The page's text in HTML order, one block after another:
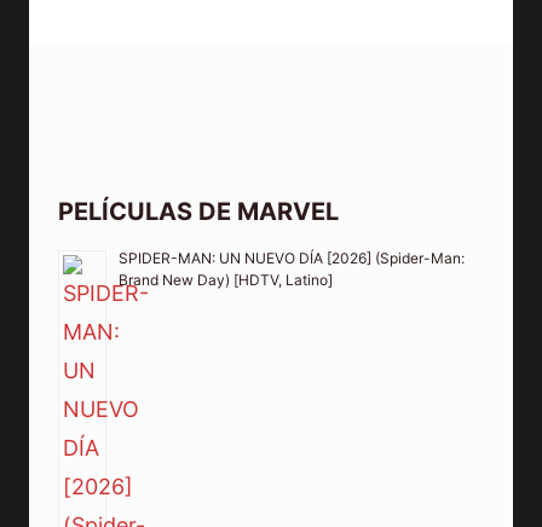
PELÍCULAS DE MARVEL
SPIDER-MAN: UN NUEVO DÍA [2026] (Spider-Man:
Brand New Day) [HDTV, Latino]